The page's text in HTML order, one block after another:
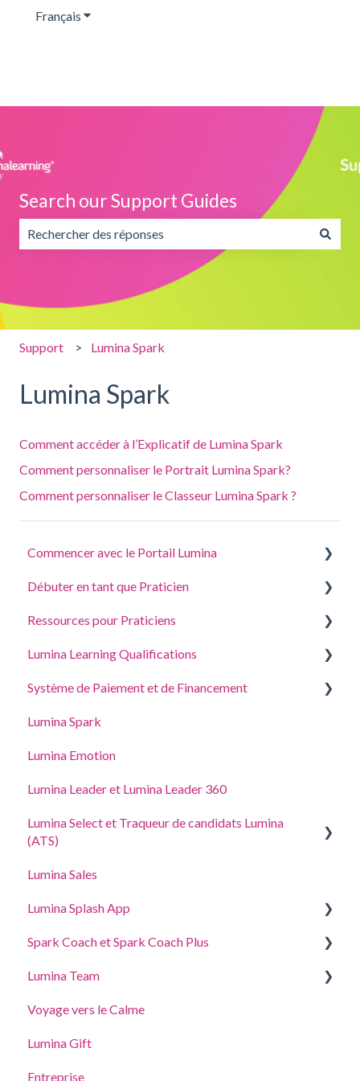
Français Afficher le sous-menu pour les traductions
Search our Support Guides
Il n'y a aucune suggestion car le champ de recherche est
Support Lumina Spark
Lumina Spark
Comment accéder à l’Explicatif de Lumina Spark
Comment personnaliser le Portrait Lumina Spark?
Comment personnaliser le Classeur Lumina Spark ?
Commencer avec le Portail Lumina
Répondre à un questionnaire ou effectuer une tâche
Se connecter à votre compte
Vos Portraits
Mettre à jour les Paramètres du compte
Débuter en tant que Praticien
Créer un projet, inviter des participants et accéder
Ressources pour Praticiens
Guides de Coaching et Atelier
Lumina Learning Qualifications
Portail d’apprentissage en ligne
Système de Paiement et de Financement
Acheter et ajouter des points
Adresse, taxes et coordonnées
Lumina Spark
Lumina Emotion
Lumina Leader et Lumina Leader 360
Lumina Select et Traqueur de candidats Lumina
(ATS)
Traqueur de candidats Lumina (ATS)
Explication de Lumina Select
Lumina Sales
Lumina Splash App
Pour les Participants
Pour les Praticiens
Spark Coach et Spark Coach Plus
Guides and Demos
Spark Coach
Spark Coach Plus
Lumina Team
Créer, afficher ou modifier une équipe
Autres fonctionnalités de Lumina Team
Voyage vers le Calme
Lumina Gift
Entreprise